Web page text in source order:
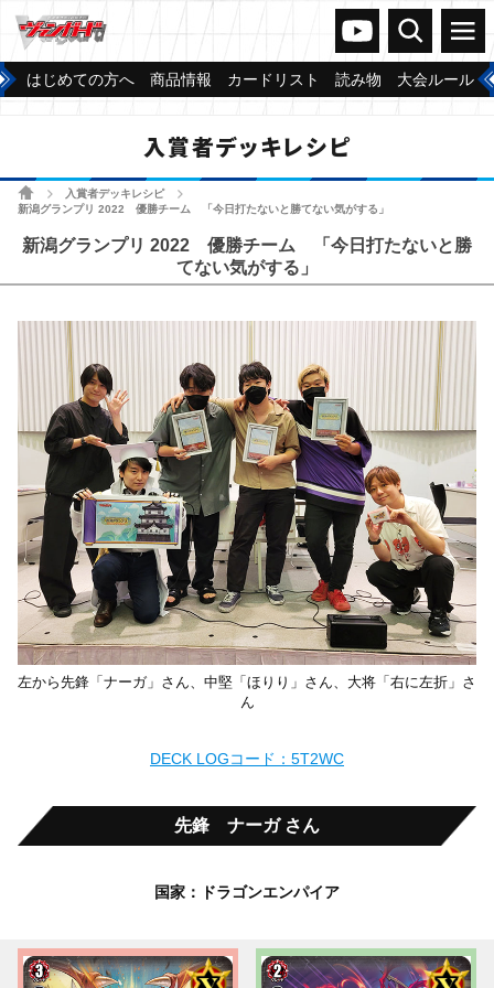
ヴァンガードch
検索 メニュー
はじめての方へ 商品情報 カードリスト 読み物 大会ルール
入賞者デッキレシピ
ホーム 入賞者デッキレシピ
新潟グランプリ 2022 優勝チーム 「今日打たないと勝てない気がする」
新潟グランプリ 2022 優勝チーム 「今日打たないと勝
てない気がする」
左から先鋒「ナーガ」さん、中堅「ほりり」さん、大将「右に左折」さ
ん
DECK LOGコード：5T2WC
先鋒 ナーガ さん
国家：ドラゴンエンパイア